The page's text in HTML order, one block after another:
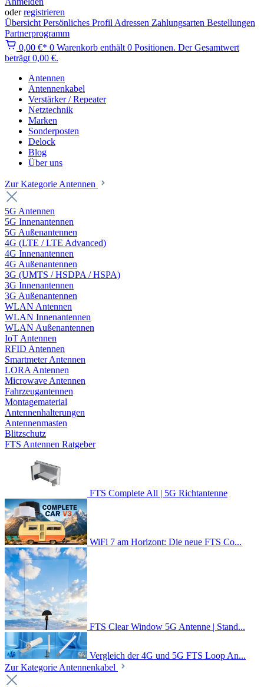
oderregistrieren
Übersicht Persönliches Profil Adressen Zahlungsarten Bestellungen
Partnerprogramm
0,00 €* 0 Warenkorb enthält 0 Positionen. Der Gesamtwert
beträgt 0,00 €.
Antennen
Antennenkabel
Verstärker / Repeater
Netztechnik
Marken
Sonderposten
Delock
Blog
Über uns
Zur Kategorie Antennen
5G Antennen
5G Innenantennen
5G Außenantennen
4G (LTE / LTE Advanced)
4G Innenantennen
4G Außenantennen
3G (UMTS / HSDPA / HSPA)
3G Innenantennen
3G Außenantennen
WLAN Antennen
WLAN Innenantennen
WLAN Außenantennen
IoT Antennen
RFID Antennen
Smartmeter Antennen
LORA Antennen
Microwave Antennen
Fahrzeugantennen
Montagematerial
Antennenhalterungen
Antennenmasten
Blitzschutz
FTS Antennen Ratgeber
FTS Complete All | 5G Richtantenne
WiFi 7 am Horizont: Die neue FTS Co...
FTS Clear Window 5G Antenne | Stand...
Vergleich der 4G und 5G FTS Loop An...
Zur Kategorie Antennenkabel